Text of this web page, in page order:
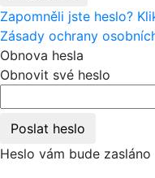
Zapomněli jste heslo?
Zásady ochrany
Obnova hesla
Obnovit své heslo
Heslo vám bude zasláno